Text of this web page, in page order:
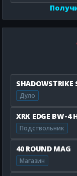
SHADOWSTRIKE
Дуло
XRK EDGE BW-4
Подствольник
40 ROUND MAG
Магазин